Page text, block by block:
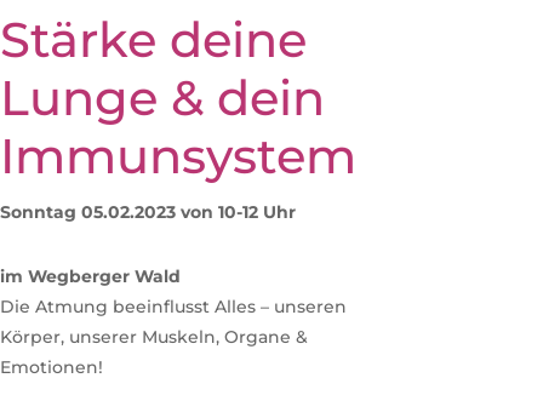
Stärke deine
Lunge & dein
Immunsystem
Sonntag 05.02.2023 von 10-12 Uhr
im Wegberger Wald
Die Atmung beeinflusst Alles – unseren
Körper, unserer Muskeln, Organe &
Emotionen!